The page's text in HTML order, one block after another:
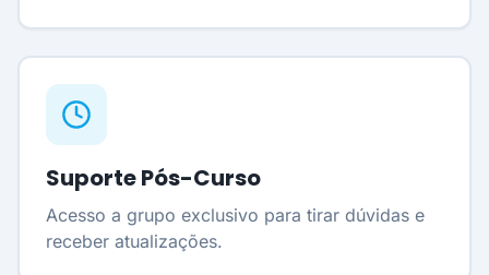
Suporte Pós-Curso
Acesso a grupo exclusivo para tirar dúvidas e
receber atualizações.